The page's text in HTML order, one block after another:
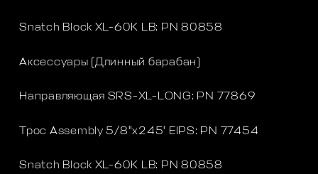
Snatch Block XL-60K LB: PN 80858
Аксессуары (Длинный барабан)
Направляющая SRS-XL-LONG: PN 77869
Трос Assembly 5/8"x245' EIPS: PN 77454
Snatch Block XL-60K LB: PN 80858